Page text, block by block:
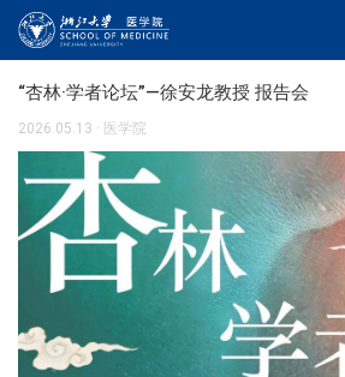
“杏林·学者论坛”—徐安龙教授 报告会
2026.05.13 · 医学院